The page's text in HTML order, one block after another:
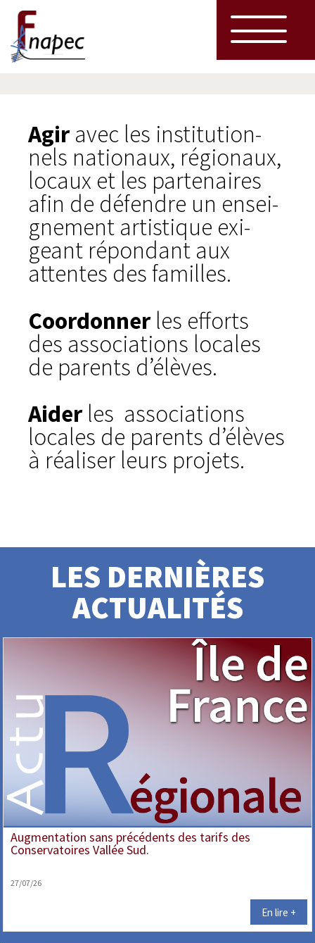
Agiravec les ins­ti­tu­tion­
nels natio­naux, régio­naux,
locaux et les par­te­naires
afin de défendre un ensei­
gne­ment artis­tique exi­
geant répon­dant aux
attentes des familles.
Coordonnerles efforts
des asso­cia­tions locales
de parents d’élèves.
Aider les asso­cia­tions
locales de parents d’élèves
à réa­li­ser leurs projets.
LES DER­NIÈRES
ACTUALITÉS
Augmentation sans précédents des tarifs des
Conservatoires Vallée Sud.
27/07/26
En lire +